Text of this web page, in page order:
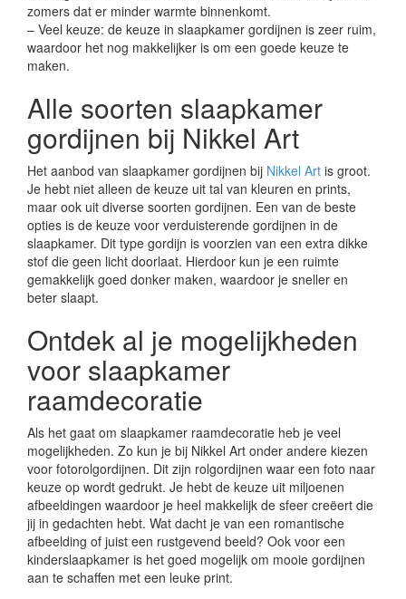
zomers dat er minder warmte binnenkomt.
– Veel keuze: de keuze in slaapkamer gordijnen is zeer ruim,
waardoor het nog makkelijker is om een goede keuze te
maken.
Alle soorten slaapkamer
gordijnen bij Nikkel Art
Het aanbod van slaapkamer gordijnen bij Nikkel Art is groot.
Je hebt niet alleen de keuze uit tal van kleuren en prints,
maar ook uit diverse soorten gordijnen. Een van de beste
opties is de keuze voor verduisterende gordijnen in de
slaapkamer. Dit type gordijn is voorzien van een extra dikke
stof die geen licht doorlaat. Hierdoor kun je een ruimte
gemakkelijk goed donker maken, waardoor je sneller en
beter slaapt.
Ontdek al je mogelijkheden
voor slaapkamer
raamdecoratie
Als het gaat om slaapkamer raamdecoratie heb je veel
mogelijkheden. Zo kun je bij Nikkel Art onder andere kiezen
voor fotorolgordijnen. Dit zijn rolgordijnen waar een foto naar
keuze op wordt gedrukt. Je hebt de keuze uit miljoenen
afbeeldingen waardoor je heel makkelijk de sfeer creëert die
jij in gedachten hebt. Wat dacht je van een romantische
afbeelding of juist een rustgevend beeld? Ook voor een
kinderslaapkamer is het goed mogelijk om mooie gordijnen
aan te schaffen met een leuke print.